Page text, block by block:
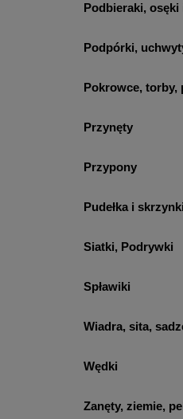
Podbieraki, osęki
Podpórki,
Pokrowce, torby,
Przynęty
Przypony
Pudełka i skrzynki
Siatki, Podrywki
Spławiki
Wiadra, sita,
Wędki
Zanęty, ziemie,